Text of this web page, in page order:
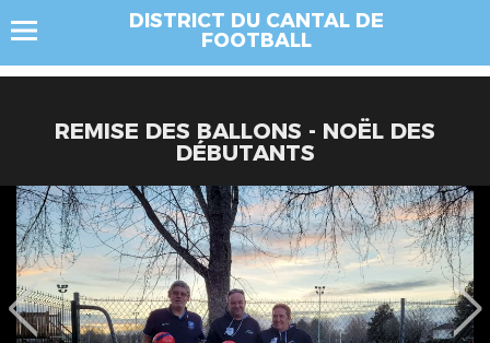
DISTRICT DU CANTAL DE
FOOTBALL
REMISE DES BALLONS - NOËL DES
DÉBUTANTS